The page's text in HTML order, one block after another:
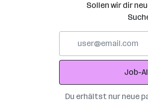
Sollen wir dir
Adresse
Job-
Du erhältst nur neue